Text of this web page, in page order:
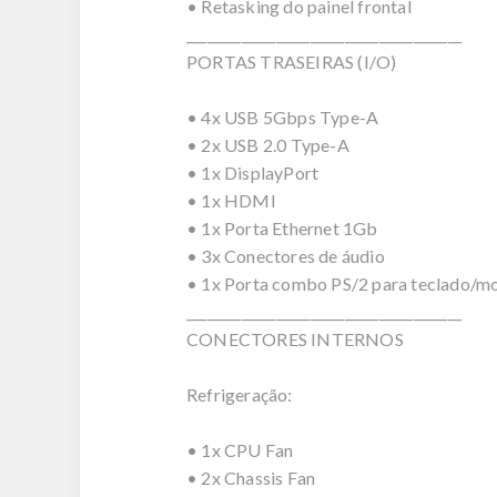
• Retasking do painel frontal
PORTAS TRASEIRAS (I/O)
• 4x USB 5Gbps Type-A
• 2x USB 2.0 Type-A
• 1x DisplayPort
• 1x HDMI
• 1x Porta Ethernet 1Gb
• 3x Conectores de áudio
• 1x Porta combo PS/2 para teclado/
CONECTORES INTERNOS
Refrigeração:
• 1x CPU Fan
• 2x Chassis Fan